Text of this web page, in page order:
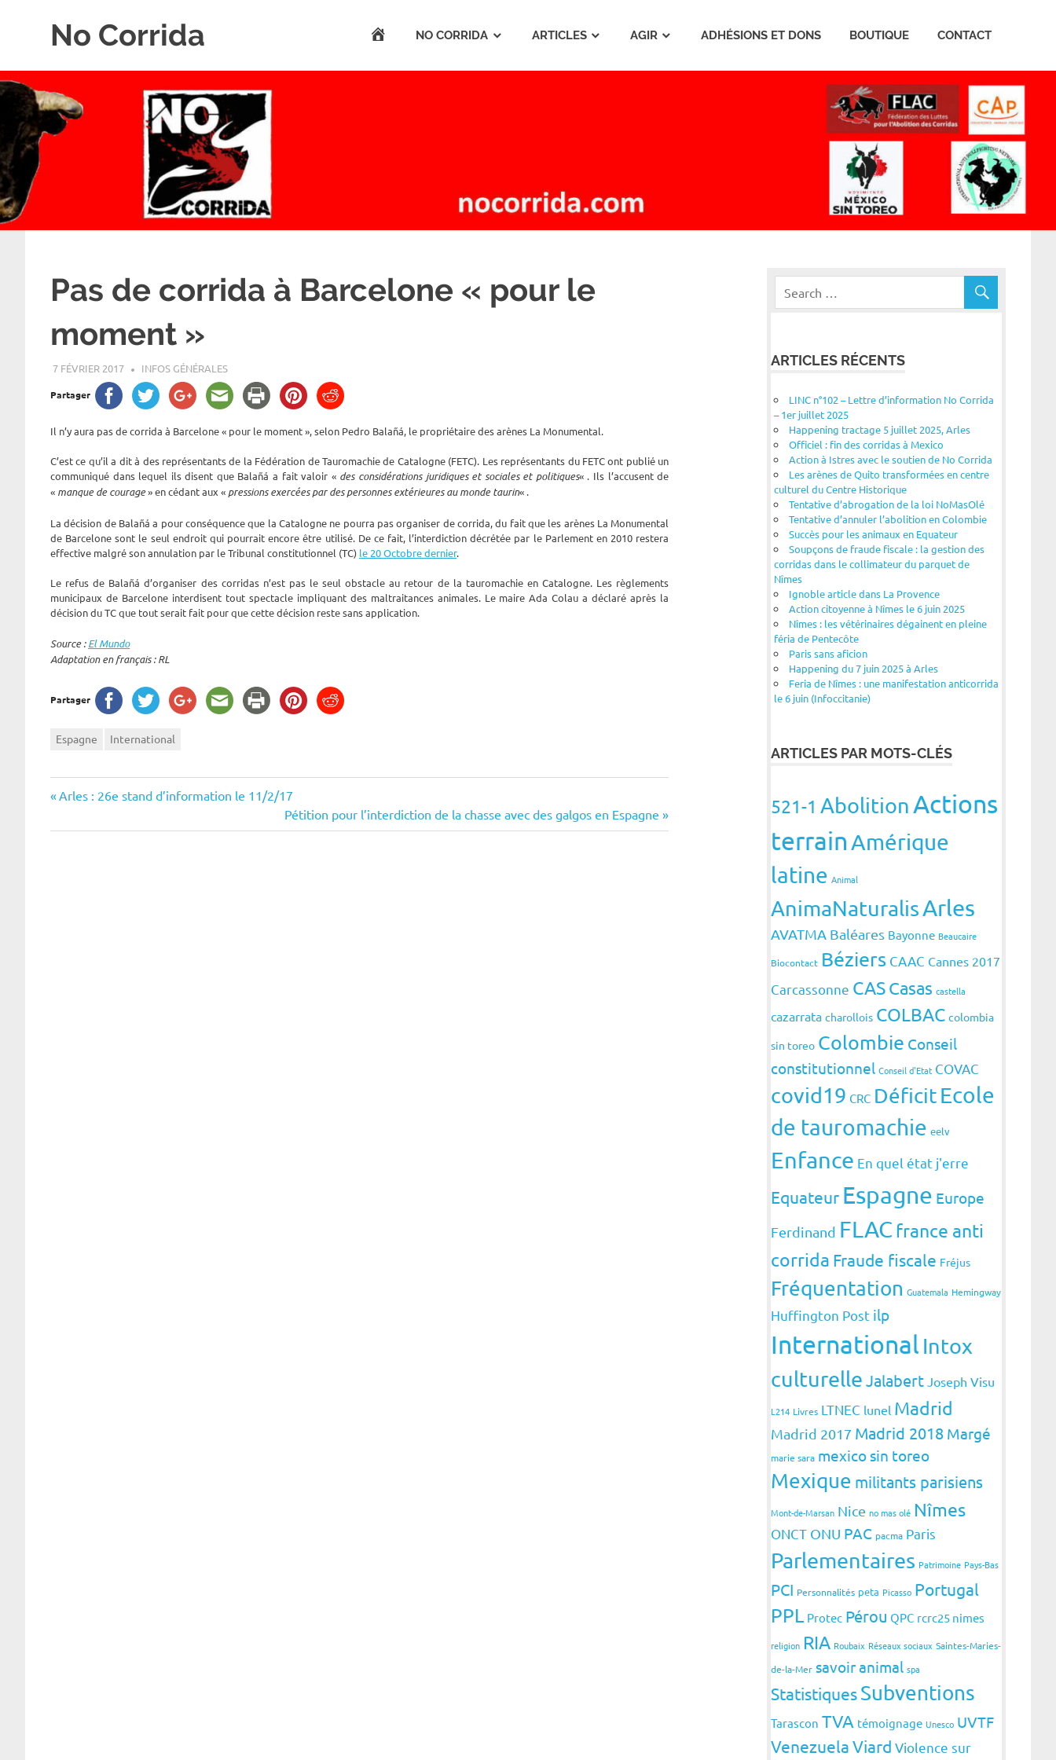
No Corrida
la
corrida
ACCUEILNO CORRIDA ARTICLES AGIR ADHÉSIONS ET DONS BOUTIQUE CONTACT
Pas de corrida à Barcelone « pour le
moment »
7 FÉVRIER 2017 ROGER LAHANA
INFOS GÉNÉRALES
Partager
Il n’y aura pas de corrida à Barcelone « pour le moment », selon Pedro Balañá, le propriétaire des arènes La Monumental.
C’est ce qu’il a dit à des représentants de la Fédération de Tauromachie de Catalogne (FETC). Les représentants du FETC ont publié un
communiqué dans lequel ils disent que Balañá a fait valoir « des considérations juridiques et sociales et politiques« . Ils l’accusent de
« manque de courage» en cédant aux « pressions exercées par des personnes extérieures au monde taurin« .
La décision de Balañá a pour conséquence que la Catalogne ne pourra pas organiser de corrida, du fait que les arènes La Monumental
de Barcelone sont le seul endroit qui pourrait encore être utilisé. De ce fait, l’interdiction décrétée par le Parlement en 2010 restera
effective malgré son annulation par le Tribunal constitutionnel (TC) le 20 Octobre dernier.
Le refus de Balañá d’organiser des corridas n’est pas le seul obstacle au retour de la tauromachie en Catalogne. Les règlements
municipaux de Barcelone interdisent tout spectacle impliquant des maltraitances animales. Le maire Ada Colau a déclaré après la
décision du TC que tout serait fait pour que cette décision reste sans application.
Source :El Mundo
Adaptation en français : RL
Partager
Espagne International
Navigation
de
Previous
Arles : 26e stand d’information le 11/2/17
Next
Post:
Pétition pour l’interdiction de la chasse avec des galgos en Espagne
ARTICLES RÉCENTS
LINC n°102 – Lettre d’information No Corrida
– 1er juillet 2025
Happening tractage 5 juillet 2025, Arles
Officiel : fin des corridas à Mexico
Action à Istres avec le soutien de No Corrida
Les arènes de Quito transformées en centre
culturel du Centre Historique
Tentative d’abrogation de la loi NoMasOlé
Tentative d’annuler l’abolition en Colombie
Succès pour les animaux en Equateur
Soupçons de fraude fiscale : la gestion des
corridas dans le collimateur du parquet de
Nîmes
Ignoble article dans La Provence
Action citoyenne à Nîmes le 6 juin 2025
Nîmes : les vétérinaires dégainent en pleine
féria de Pentecôte
Paris sans aficion
Happening du 7 juin 2025 à Arles
Feria de Nîmes : une manifestation anticorrida
le 6 juin (Infoccitanie)
ARTICLES PAR MOTS-CLÉS
521-1 AbolitionActions
terrainAmérique
latine Animal
AnimaNaturalisArles
AVATMA Baléares Bayonne Beaucaire
Biocontact Béziers CAAC Cannes 2017
Carcassonne CASCasas castella
cazarrata charollois COLBAC colombia
sin toreo Colombie Conseil
constitutionnel Conseil d'Etat COVAC
covid19 CRC DéficitEcole
de tauromachie eelv
Enfance En quel état j'erre
Equateur Espagne Europe
Ferdinand FLAC france anti
corrida Fraude fiscale Fréjus
Fréquentation Guatemala Hemingway
Huffington Post ilp
International Intox
culturelle Jalabert Joseph Visu
L214 Livres LTNEC lunel Madrid
Madrid 2017 Madrid 2018 Margé
marie sara mexico sin toreo
Mexique militants parisiens
Mont-de-Marsan Nice no mas olé Nîmes
ONCT ONU PAC pacma Paris
Parlementaires Patrimoine Pays-Bas
PCI Personnalités peta Picasso Portugal
PPL Protec Pérou QPC rcrc25 nimes
religion RIA Roubaix Réseaux sociaux Saintes-Maries-
de-la-Mer savoir animal spa
StatistiquesSubventions
Tarascon TVA témoignage Unesco UVTF
VenezuelaViard Violence sur